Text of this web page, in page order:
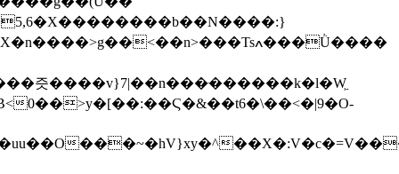
0��>y�[��:��Ϛ�&��t6�\��<�|9�O-
���~�hV}xy�^